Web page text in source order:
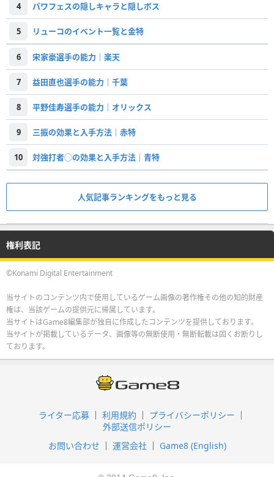
4 パワフェスの隠しキャラと隠しボス
5 リューコのイベント一覧と金特
6 宋家豪選手の能力｜楽天
7 益田直也選手の能力｜千葉
8 平野佳寿選手の能力｜オリックス
9 三振の効果と入手方法｜赤特
10 対強打者◯の効果と入手方法｜青特
人気記事ランキングをもっと見る
権利表記
©Konami Digital Entertainment
当サイトのコンテンツ内で使用しているゲーム画像の著作権その他の知的財産
権は、当該ゲームの提供元に帰属しています。
当サイトはGame8編集部が独自に作成したコンテンツを提供しております。
当サイトが掲載しているデータ、画像等の無断使用・無断転載は固くお断りし
ております。
ライター応募 利用規約
プライバシーポリシー
外部送信ポリシー
お問い合わせ
運営会社 Game8 (English)